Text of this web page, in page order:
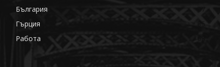
България
Гърция
Работа